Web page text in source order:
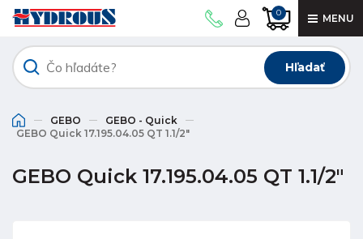
0 MENU
Hľadať
GEBO
GEBO - Quick
GEBO Quick 17.195.04.05 QT 1.1/2"
GEBO Quick 17.195.04.05 QT 1.1/2"